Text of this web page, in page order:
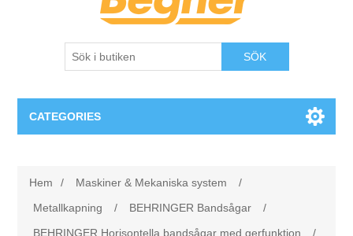
SÖK
CATEGORIES
Metallkapning
Utbildning
Hem / Maskiner & Mekaniska system
/
Metallkapning
/ BEHRINGER Bandsågar
/
BEHRINGER Horisontella bandsågar med gerfunktion
/